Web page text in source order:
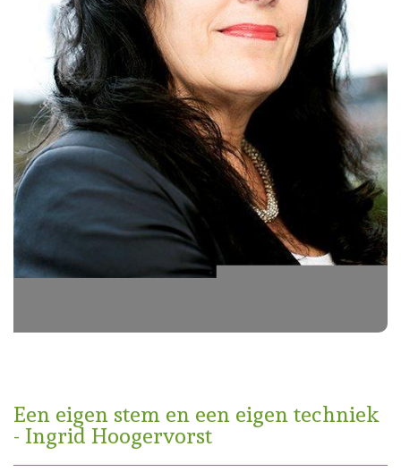
Een eigen stem en een eigen techniek
- Ingrid Hoogervorst